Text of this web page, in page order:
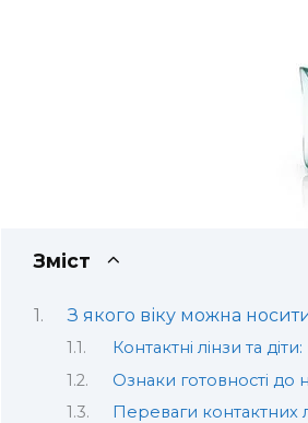
Зміст
З якого віку можна
Контактні лінзи та
Ознаки готовності до
Переваги контактних